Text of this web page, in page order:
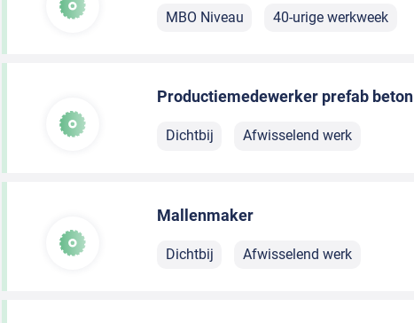
MBO Niveau 40-urige werkweek
Productiemedewerker prefab beton
Dichtbij Afwisselend werk
Mallenmaker
Dichtbij Afwisselend werk